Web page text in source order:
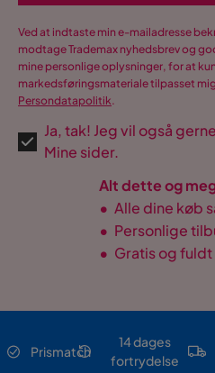
Ved at indtaste min e-mailadresse
modtage Trademax nyhedsbrev og
mine personlige oplysninger, for at
markedsføringsmateriale tilpasset
Persondatapolitik.
Ja, tak! Jeg vil også
Mine sider.
Alt dette og
• Alle dine køb
• Personlige
• Gratis og
Prismatch
14 dages
fortrydelse